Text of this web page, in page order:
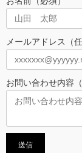
メールアドレス（任
お問い合わせ内容（